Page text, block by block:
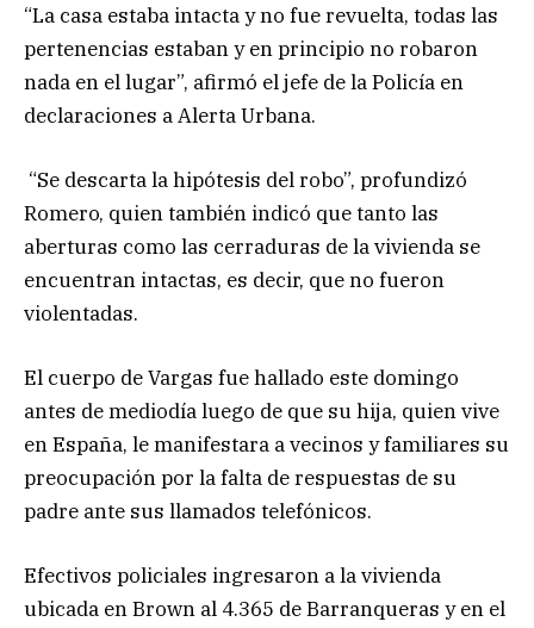
“La casa estaba intacta y no fue revuelta, todas las
pertenencias estaban y en principio no robaron
nada en el lugar”, afirmó el jefe de la Policía en
declaraciones a Alerta Urbana.
“Se descarta la hipótesis del robo”, profundizó
Romero, quien también indicó que tanto las
aberturas como las cerraduras de la vivienda se
encuentran intactas, es decir, que no fueron
violentadas.
El cuerpo de Vargas fue hallado este domingo
antes de mediodía luego de que su hija, quien vive
en España, le manifestara a vecinos y familiares su
preocupación por la falta de respuestas de su
padre ante sus llamados telefónicos.
Efectivos policiales ingresaron a la vivienda
ubicada en Brown al 4.365 de Barranqueras y en el